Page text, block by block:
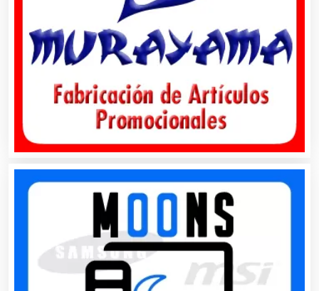
Audios para Eventos
Autobuses
Automatización
Automóviles Nuevos y Usados
Autopartes Eléctricas
Avaluos